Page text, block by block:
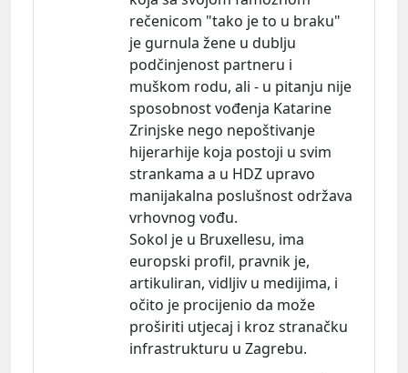
rečenicom "tako je to u braku"
je gurnula žene u dublju
podčinjenost partneru i
muškom rodu, ali - u pitanju nije
sposobnost vođenja Katarine
Zrinjske nego nepoštivanje
hijerarhije koja postoji u svim
strankama a u HDZ upravo
manijakalna poslušnost održava
vrhovnog vođu.
Sokol je u Bruxellesu, ima
europski profil, pravnik je,
artikuliran, vidljiv u medijima, i
očito je procijenio da može
proširiti utjecaj i kroz stranačku
infrastrukturu u Zagrebu.